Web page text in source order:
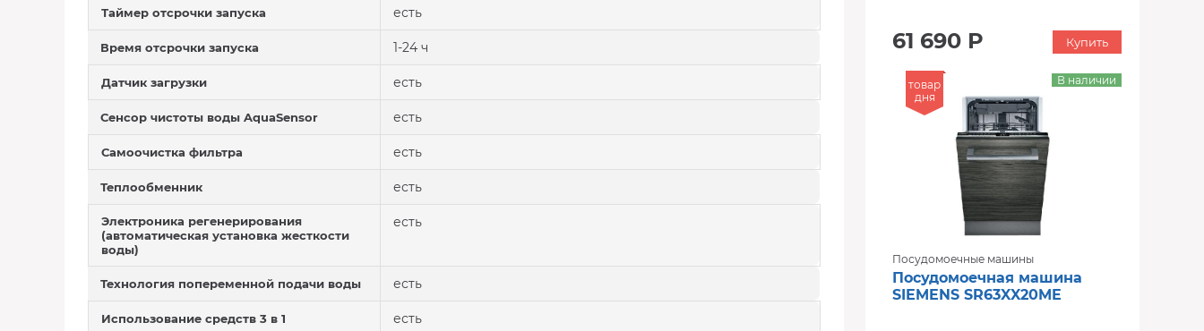
Таймер отсрочки запуска есть
Время отсрочки запуска 1-24 ч
Датчик загрузки есть
Сенсор чистоты воды AquaSensor есть
Самоочистка фильтра есть
Теплообменник есть
Электроника регенерирования
(автоматическая установка жесткости
воды)
есть
Технология попеременной подачи воды есть
Использование средств 3 в 1 есть
61 690 Р Купить
товар
дня
Посудомоечные машины
Посудомоечная машина
SIEMENS SR63XX20ME
В наличии